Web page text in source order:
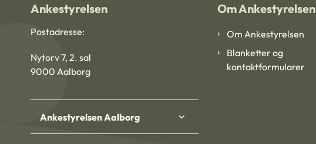
Ankestyrelsen
Postadresse:
Nytorv 7, 2. sal
9000 Aalborg
Ankestyrelsen Aalborg
Om Ankestyrelsen
Om Ankestyrelsen
Blanketter og
kontaktformularer